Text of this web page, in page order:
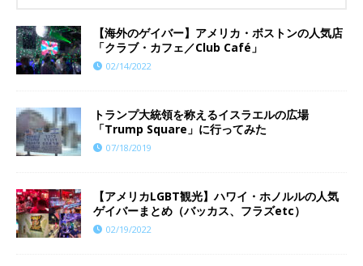
【海外のゲイバー】アメリカ・ボストンの人気店
「クラブ・カフェ／Club Café」
02/14/2022
トランプ大統領を称えるイスラエルの広場
「Trump Square」に行ってみた
07/18/2019
【アメリカLGBT観光】ハワイ・ホノルルの人気
ゲイバーまとめ（バッカス、フラズetc）
02/19/2022